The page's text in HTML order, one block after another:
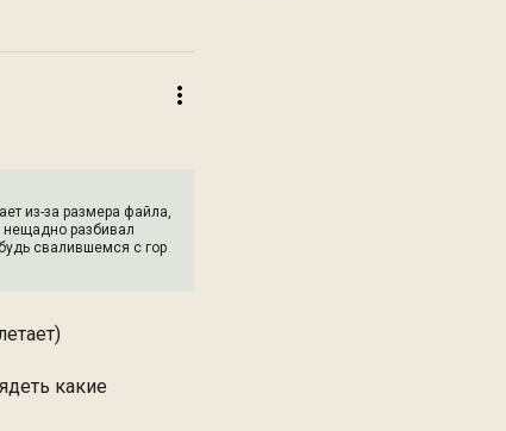
из-за размера файла,
разбивал
свалившемся с гор
какие